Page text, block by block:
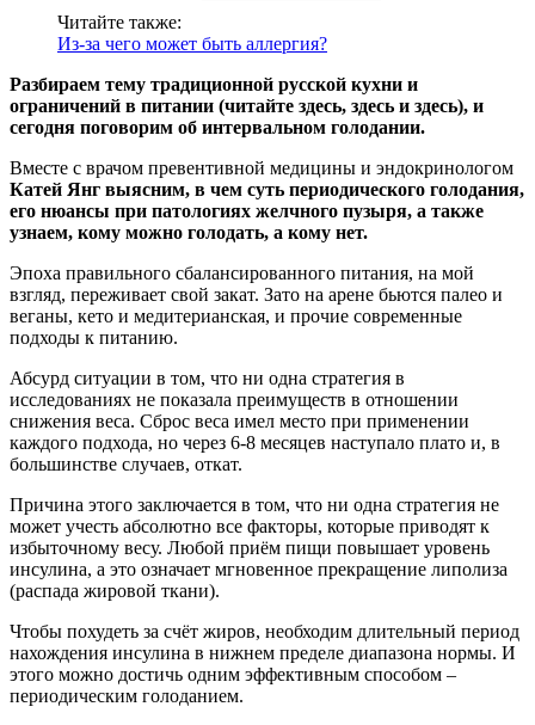
Читайте также:
Из-за чего может быть аллергия?
Разбираем тему традиционной русской кухни и
ограничений в питании (читайте здесь, здесь и здесь), и
сегодня поговорим об интервальном голодании.
Вместе с врачом превентивной медицины и эндокринологом
Катей Янг выясним, в чем суть периодического голодания,
его нюансы при патологиях желчного пузыря, а также
узнаем, кому можно голодать, а кому нет.
Эпоха правильного сбалансированного питания, на мой
взгляд, переживает свой закат. Зато на арене бьются палео и
веганы, кето и медитерианская, и прочие современные
подходы к питанию.
Абсурд ситуации в том, что ни одна стратегия в
исследованиях не показала преимуществ в отношении
снижения веса. Сброс веса имел место при применении
каждого подхода, но через 6-8 месяцев наступало плато и, в
большинстве случаев, откат.
Причина этого заключается в том, что ни одна стратегия не
может учесть абсолютно все факторы, которые приводят к
избыточному весу. Любой приём пищи повышает уровень
инсулина, а это означает мгновенное прекращение липолиза
(распада жировой ткани).
Чтобы похудеть за счёт жиров, необходим длительный период
нахождения инсулина в нижнем пределе диапазона нормы. И
этого можно достичь одним эффективным способом –
периодическим голоданием.